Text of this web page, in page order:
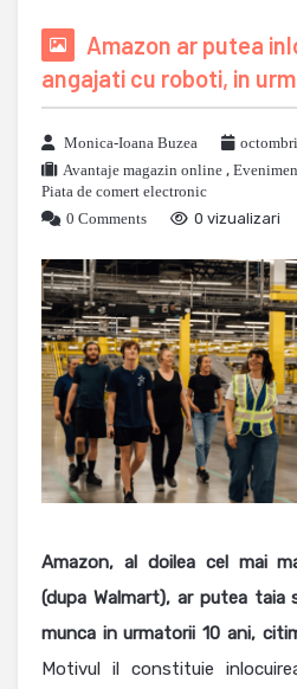
Amazon ar putea
angajati cu roboti, in
Monica-Ioana Buzea
Avantaje magazin online ,
Piata de comert electronic
0 Comments
0 vizualizari
Amazon, al doilea cel mai
(dupa Walmart), ar putea taia
munca in urmatorii 10 ani,
Motivul il constituie